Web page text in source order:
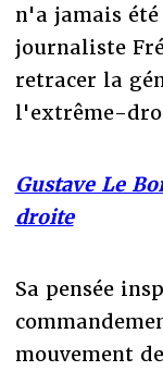
n'a jamais
journaliste
retracer la
l'extrême-
Gustave Le
droite
Sa pensée
mouvement